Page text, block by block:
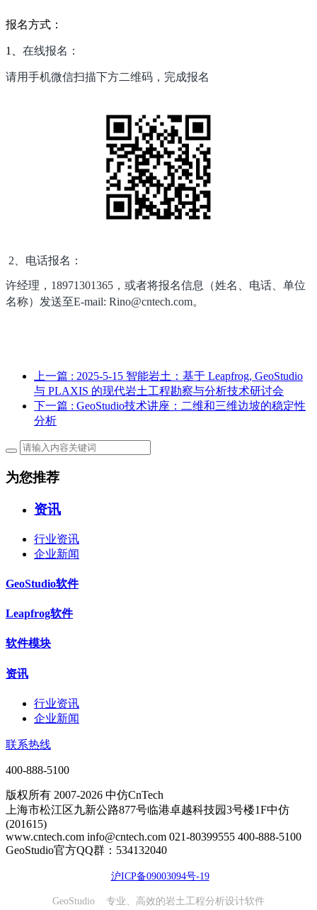
报名方式：
1、 在线报名：
请用手机微信扫描下方二维码，完成报名
2、电话报名：
许经理，18971301365，或者将报名信息（姓名、电话、单位
名称）发送至E-mail: Rino@cntech.com。
上一篇 : 2025-5-15 智能岩土：基于 Leapfrog, GeoStudio
与 PLAXIS 的现代岩土工程勘察与分析技术研讨会
下一篇 : GeoStudio技术讲座：二维和三维边坡的稳定性
分析
为您推荐
资讯
行业资讯
企业新闻
GeoStudio软件
Leapfrog软件
软件模块
资讯
行业资讯
企业新闻
联系热线
400-888-5100
版权所有 2007-2026 中仿CnTech
上海市松江区九新公路877号临港卓越科技园3号楼1F中仿
(201615)
www.cntech.com info@cntech.com 021-80399555 400-888-5100
GeoStudio官方QQ群：534132040
沪ICP备09003094号-19
GeoStudio 专业、高效的岩土工程分析设计软件